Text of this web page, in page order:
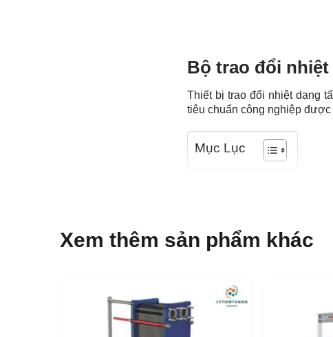
Bộ trao đổi nhiệt
Thiết bị trao đổi nhiệt dạng
tiêu chuẩn công nghiệp
Mục Lục
Tấm tương đối cao làm cho
Ứng dụng của
Laval TL10
Công nghệ sinh học và
Ngành công nghiệp hóa
Năng lượng và hệ thống
Xem thêm sản phẩm khác